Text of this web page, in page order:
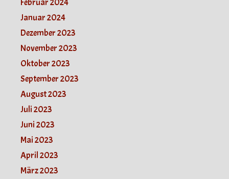
Februar 2024
Januar 2024
Dezember 2023
November 2023
Oktober 2023
September 2023
August 2023
Juli 2023
Juni 2023
Mai 2023
April 2023
März 2023